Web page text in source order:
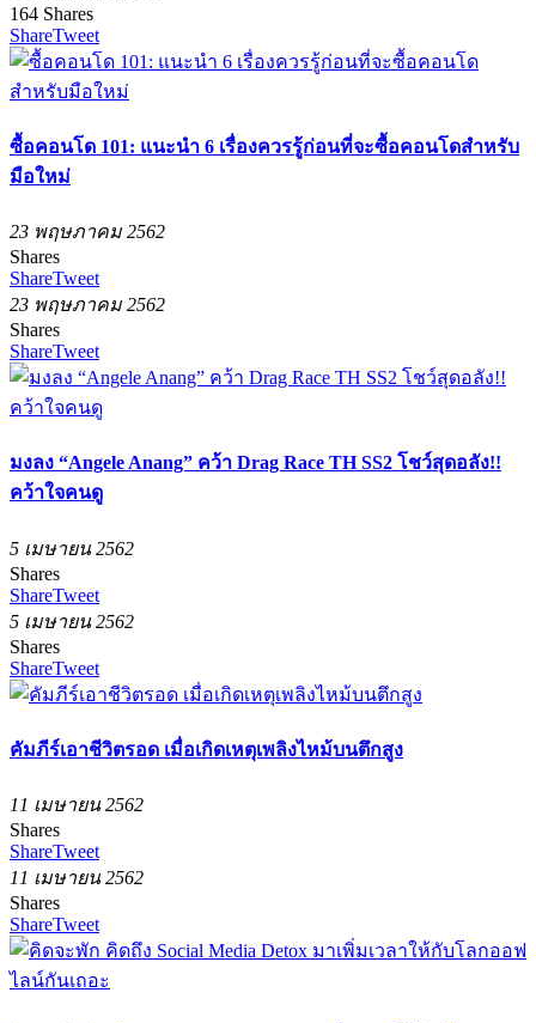
164 Shares
ShareTweet
ซื้อคอนโด 101: แนะนำ 6 เรื่องควรรู้ก่อนที่จะซื้อคอนโดสำหรับ
มือใหม่
23 พฤษภาคม 2562
Shares
ShareTweet
23 พฤษภาคม 2562
Shares
ShareTweet
มงลง “Angele Anang” คว้า Drag Race TH SS2 โชว์สุดอลัง!!
คว้าใจคนดู
5 เมษายน 2562
Shares
ShareTweet
5 เมษายน 2562
Shares
ShareTweet
คัมภีร์เอาชีวิตรอด เมื่อเกิดเหตุเพลิงไหม้บนตึกสูง
11 เมษายน 2562
Shares
ShareTweet
11 เมษายน 2562
Shares
ShareTweet